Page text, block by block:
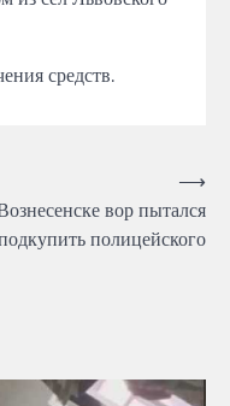
средств.
вор пытался
полицейского
⟶